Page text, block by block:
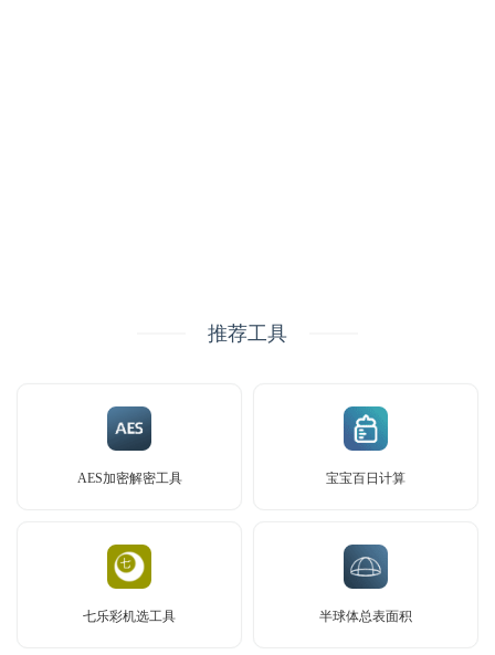
推荐工具
AES加密解密工具 宝宝百日计算
七乐彩机选工具 半球体总表面积